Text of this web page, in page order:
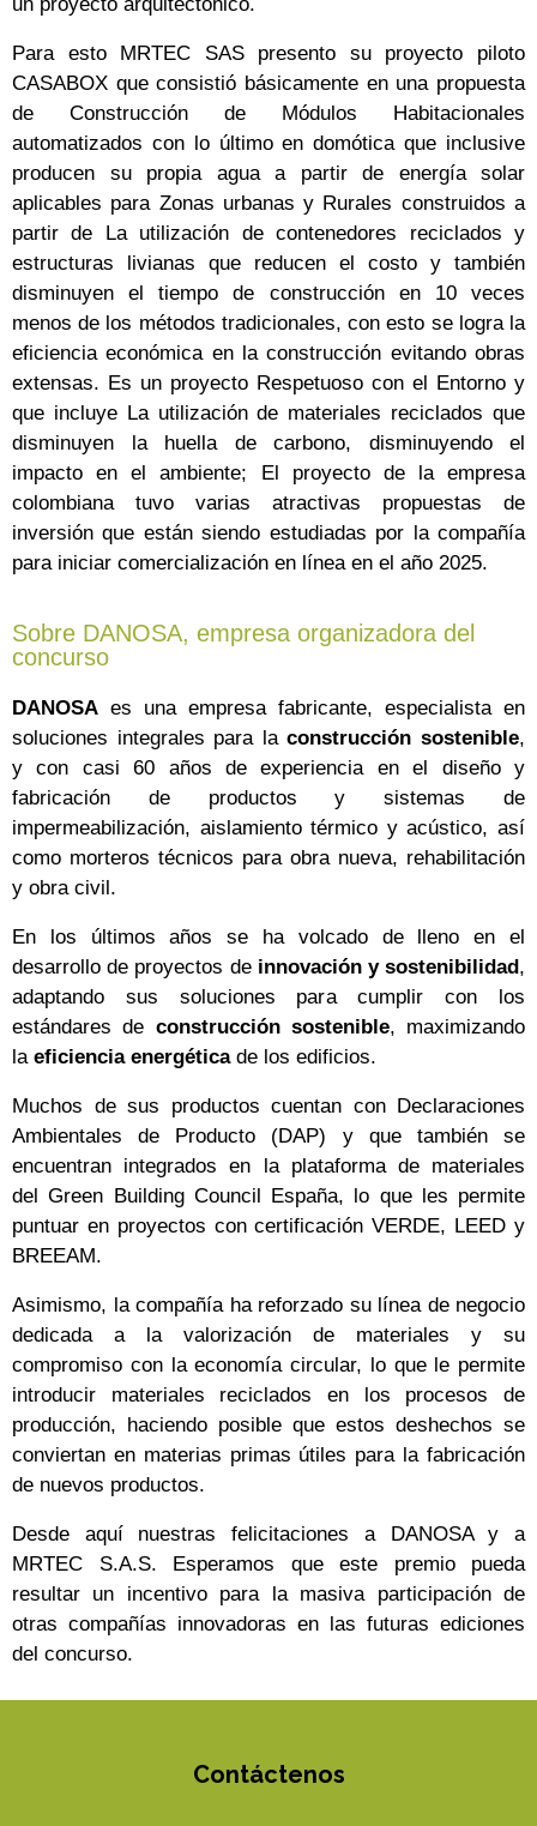
Para esto MRTEC SAS presento su proyecto piloto
CASABOX que consistió básicamente en una propuesta
de Construcción de Módulos Habitacionales
automatizados con lo último en domótica que inclusive
producen su propia agua a partir de energía solar
aplicables para Zonas urbanas y Rurales construidos a
partir de La utilización de contenedores reciclados y
estructuras livianas que reducen el costo y también
disminuyen el tiempo de construcción en 10 veces
menos de los métodos tradicionales, con esto se logra la
eficiencia económica en la construcción evitando obras
extensas. Es un proyecto Respetuoso con el Entorno y
que incluye La utilización de materiales reciclados que
disminuyen la huella de carbono, disminuyendo el
impacto en el ambiente; El proyecto de la empresa
colombiana tuvo varias atractivas propuestas de
inversión que están siendo estudiadas por la compañía
para iniciar comercialización en línea en el año 2025.
Sobre DANOSA, empresa organizadora del
concurso
DANOSA es una empresa fabricante, especialista en
soluciones integrales para laconstrucción sostenible,
y con casi 60 años de experiencia en el diseño y
fabricación de productos y sistemas de
impermeabilización, aislamiento térmico y acústico, así
como morteros técnicos para obra nueva, rehabilitación
y obra civil.
En los últimos años se ha volcado de lleno en el
desarrollo de proyectos de innovación y sostenibilidad,
adaptando sus soluciones para cumplir con los
estándares de construcción sostenible, maximizando
la eficiencia energéticade los edificios.
Muchos de sus productos cuentan con Declaraciones
Ambientales de Producto (DAP) y que también se
encuentran integrados en la plataforma de materiales
del Green Building Council España, lo que les permite
puntuar en proyectos con certificación VERDE, LEED y
BREEAM.
Asimismo, la compañía ha reforzado su línea de negocio
dedicada a la valorización de materiales y su
compromiso con la economía circular, lo que le permite
introducir materiales reciclados en los procesos de
producción, haciendo posible que estos deshechos se
conviertan en materias primas útiles para la fabricación
de nuevos productos.
Desde aquí nuestras felicitaciones a DANOSA y a
MRTEC S.A.S. Esperamos que este premio pueda
resultar un incentivo para la masiva participación de
otras compañías innovadoras en las futuras ediciones
del concurso.
Contáctenos